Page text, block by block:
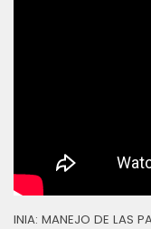
INIA: MANEJO DE LAS